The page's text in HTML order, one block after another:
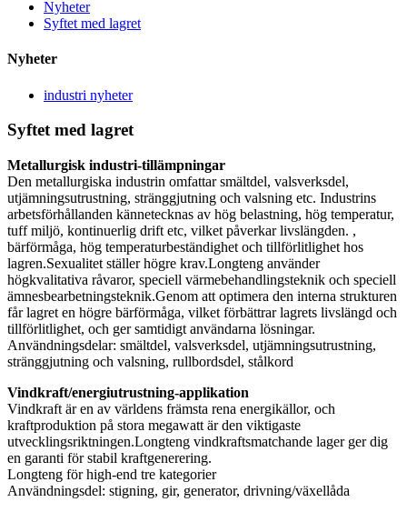
Nyheter
Syftet med lagret
Nyheter
industri nyheter
Syftet med lagret
Metallurgisk industri-tillämpningar
Den metallurgiska industrin omfattar smältdel, valsverksdel,
utjämningsutrustning, stränggjutning och valsning etc. Industrins
arbetsförhållanden kännetecknas av hög belastning, hög temperatur,
tuff miljö, kontinuerlig drift etc, vilket påverkar livslängden. ,
bärförmåga, hög temperaturbeständighet och tillförlitlighet hos
lagren.Sexualitet ställer högre krav.Longteng använder
högkvalitativa råvaror, speciell värmebehandlingsteknik och speciell
ämnesbearbetningsteknik.Genom att optimera den interna strukturen
får lagret en högre bärförmåga, vilket förbättrar lagrets livslängd och
tillförlitlighet, och ger samtidigt användarna lösningar.
Användningsdelar: smältdel, valsverksdel, utjämningsutrustning,
stränggjutning och valsning, rullbordsdel, stålkord
Vindkraft/energiutrustning-applikation
Vindkraft är en av världens främsta rena energikällor, och
kraftproduktion på stora megawatt är den viktigaste
utvecklingsriktningen.Longteng vindkraftsmatchande lager ger dig
en garanti för stabil kraftgenerering.
Longteng för high-end tre kategorier
Användningsdel: stigning, gir, generator, drivning/växellåda